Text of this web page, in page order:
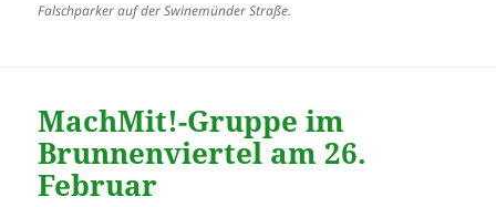
Falschparker auf der Swinemünder Straße.
MachMit!-Gruppe im
Brunnenviertel am 26.
Februar